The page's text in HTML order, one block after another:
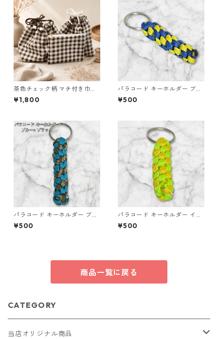
茶色チェック柄 マチ付き巾
着・巾着・ミニポーチ 3点セッ
ト O66 巾着袋 布小物 ハンド
¥1,800
パラコード キーホルダー ブル
ー イエロー 編み込み s32
¥500
パラコード キーホルダー ブル
ー ブラック 編み込み s16
¥500
パラコード キーホルダー イエ
ロー ライトグリーン 編み込み
s37 アウトドア
¥500
商品一覧に戻る
CATEGORY
当店オリジナル商品